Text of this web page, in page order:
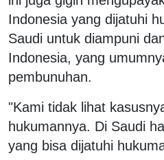
Indonesia yang dijatuhi
Saudi untuk diampuni
Indonesia, yang
pembunuhan.
"Kami tidak lihat
hukumannya. Di Saudi
yang bisa dijatuhi